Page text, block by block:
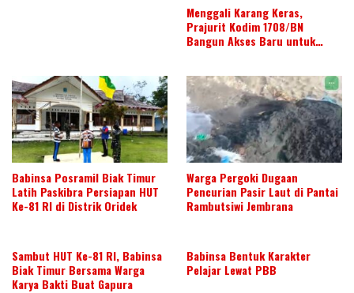
Menggali Karang Keras,
Prajurit Kodim 1708/BN
Bangun Akses Baru untuk
Babinsa Posramil Biak Timur
Latih Paskibra Persiapan HUT
Ke-81 RI di Distrik Oridek
Warga Pergoki Dugaan
Pencurian Pasir Laut di Pantai
Rambutsiwi Jembrana
Sambut HUT Ke-81 RI, Babinsa
Biak Timur Bersama Warga
Karya Bakti Buat Gapura
Babinsa Bentuk Karakter
Pelajar Lewat PBB